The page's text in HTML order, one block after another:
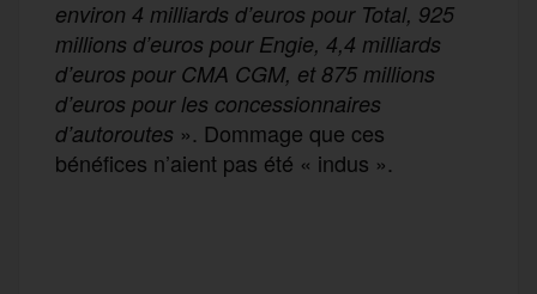
environ 4 milliards d’euros pour Total, 925
millions d’euros pour Engie, 4,4 milliards
d’euros pour CMA CGM, et 875 millions
d’euros pour les concessionnaires
d’autoroutes ». Dommage que ces
bénéfices n’aient pas été « indus ».